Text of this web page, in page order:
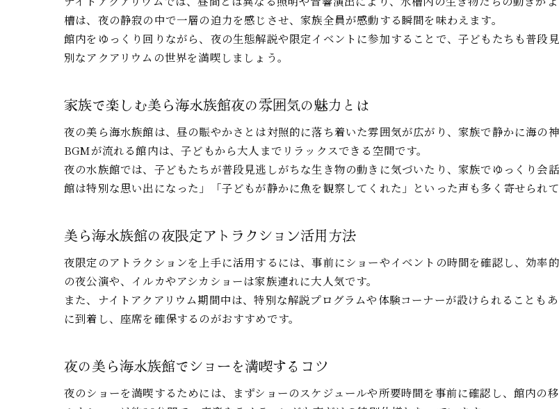
美ら海水族館ショースケジュール最新情
ショー時間を把握して美ら海水族館を
美ら海水族館アシカショーの時間も事前
夕方割引を賢く使う美ら海水族館のコツ
美ら海水族館夕方割引チケットのお得な
夕方チケットで楽しむ美ら海水族館ナ
美ら海水族館夕方割引の購入ポイント
美ら海水族館で夜のコンサートを体感しよう
美ら海水族館夜のコンサート体験の魅力
ナイトイベントとコンサートの楽しみ
槽は、夜の静寂の中で一層の迫力を感じさせ、家族全員が感動する瞬間を味わえます。
館内をゆっくり回りながら、夜の生態解説や限定イベントに参加することで、子どもたちも普段
別なアクアリウムの世界を満喫しましょう。
家族で楽しむ美ら海水族館夜の雰囲気の魅力とは
夜の美ら海水族館は、昼の賑やかさとは対照的に落ち着いた雰囲気が広がり、家族で静かに海の
BGMが流れる館内は、子どもから大人までリラックスできる空間です。
夜の水族館では、子どもたちが普段見逃しがちな生き物の動きに気づいたり、家族でゆっくり会
館は特別な思い出になった」「子どもが静かに魚を観察してくれた」といった声も多く寄せられて
美ら海水族館の夜限定アトラクション活用方法
夜限定のアトラクションを上手に活用するには、事前にショーやイベントの時間を確認し、効率
の夜公演や、イルカやアシカショーは家族連れに大人気です。
また、ナイトアクアリウム期間中は、特別な解説プログラムや体験コーナーが設けられることも
に到着し、座席を確保するのがおすすめです。
夜の美ら海水族館でショーを満喫するコツ
夜のショーを満喫するためには、まずショーのスケジュールや所要時間を事前に確認し、館内の